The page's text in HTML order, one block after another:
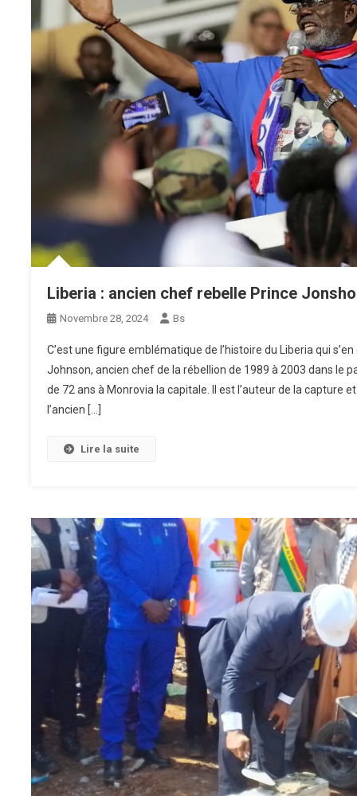
Liberia : ancien chef rebelle Prince
Novembre 28, 2024 Bs
C’est une figure emblématique de l’histoire du Liberia qui s’en
Johnson, ancien chef de la rébellion de 1989 à 2003 dans le
de 72 ans à Monrovia la capitale. Il est l’auteur de la capture
l’ancien […]
Lire la suite